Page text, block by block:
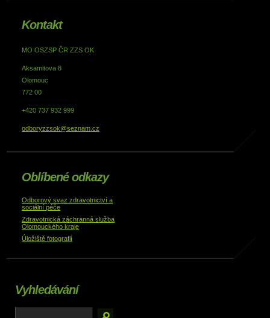
Kontakt
MO OSZSP ČR ZZS OK
Aksamitova 8
Olomouc
772 00
+420 737 932 999
odboryzzsok@seznam.cz
Oblíbené odkazy
Odborový svaz zdravotnictví a
sociální péče
Zdravotnická záchranná služba
Olomouckého kraje
Úložiště fotografií
Vyhledávání